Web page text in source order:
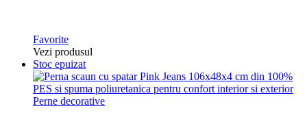
Favorite
Vezi produsul
Stoc epuizat
Perne decorative